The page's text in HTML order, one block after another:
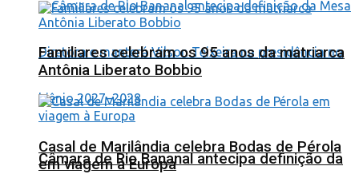
Câmara de Rio Bananal antecipa definição da
Familiares celebram os 95 anos da matriarca
Antônia Liberato Bobbio
Casal de Marilândia celebra Bodas de Pérola
em viagem à Europa